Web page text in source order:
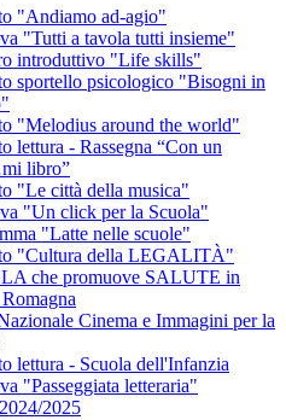
"Andiamo ad-agio"
"Tutti a tavola tutti insieme"
introduttivo "Life skills"
sportello psicologico "Bisogni in
"Melodius around the world"
lettura - Rassegna “Con un
libro”
"Le città della musica"
"Un click per la Scuola"
"Latte nelle scuole"
"Cultura della LEGALITÀ"
che promuove SALUTE in
Cinema e Immagini per la
lettura - Scuola dell'Infanzia
"Passeggiata letteraria"
2025